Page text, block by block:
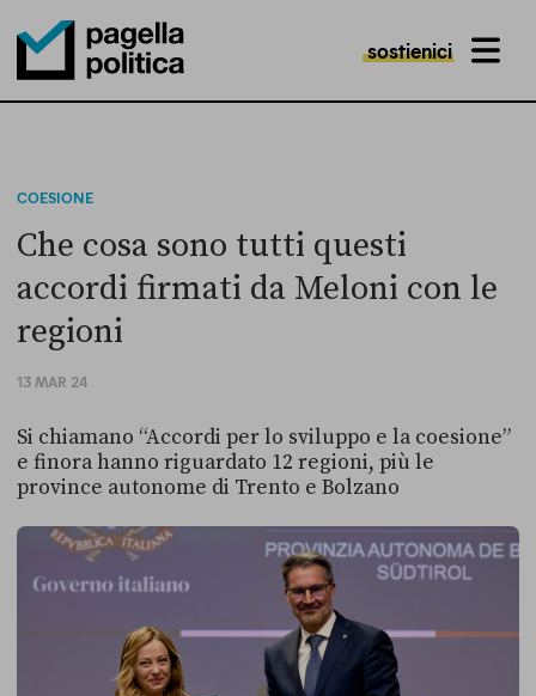
Pagella Politica Logo
sostienici MENU
COESIONE
Che cosa sono tutti questi
accordi firmati da Meloni con le
regioni
13 MAR 24
Si chiamano “Accordi per lo sviluppo e la coesione”
e finora hanno riguardato 12 regioni, più le
province autonome di Trento e Bolzano